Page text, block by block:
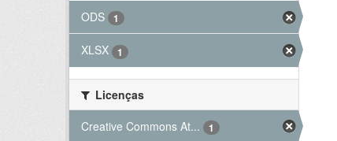
ODS 1
XLSX 1
Licenças
Creative Commons At...
1